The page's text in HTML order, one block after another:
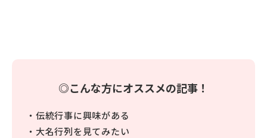
◎こんな方にオススメの記事！
・伝統行事に興味がある
・大名行列を見てみたい